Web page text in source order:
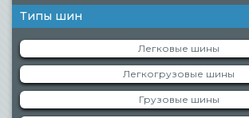
Типы шин
Легковые шины
Легкогрузовые шины
Грузовые шины